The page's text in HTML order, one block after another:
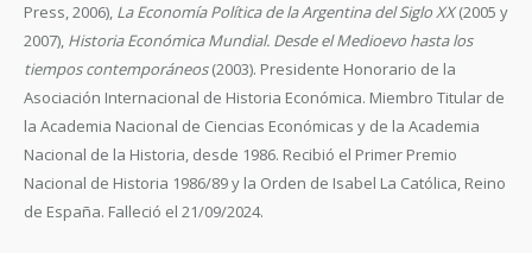
Press, 2006), La Economía Política de la Argentina del Siglo XX(2005 y
2007), Historia Económica Mundial. Desde el Medioevo hasta los
tiempos contemporáneos(2003). Presidente Honorario de la
Asociación Internacional de Historia Económica. Miembro Titular de
la Academia Nacional de Ciencias Económicas y de la Academia
Nacional de la Historia, desde 1986. Recibió el Primer Premio
Nacional de Historia 1986/89 y la Orden de Isabel La Católica, Reino
de España. Falleció el 21/09/2024.